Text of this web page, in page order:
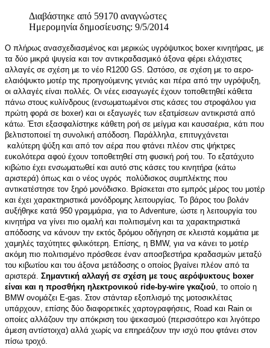
Διαβάστηκε από 59170 αναγνώστες
Ημερομηνία δημοσίευσης: 9/5/2014
Ο πλήρως ανασχεδιασμένος και μερικώς υγρόψυτκος boxer κινητήρας, με
τα δύο μικρά ψυγεία και τον αντικραδασμικό άξονα φέρει ελάχιστες
αλλαγές σε σχέση με το νέο R1200 GS. Ωστόσο, σε σχέση με το αερο-
ελαιόψυκτο μοτέρ της προηγούμενης γενιάς και πέρα από την υγρόψυξη,
οι αλλαγές είναι πολλές. Οι νέες εισαγωγές έχουν τοποθετηθεί κάθετα
πάνω στους κυλίνδρους (ενσωματωμένοι στις κάσες του στροφάλου για
πρώτη φορά σε boxer) και οι εξαγωγές των εξατμίσεων αντικριστά από
κάτω. Έτσι εξασφαλίστηκε κάθετη ροή σε μείγμα και καυσαέρια, κάτι που
βελτιστοποιεί τη συνολική απόδοση. Παράλληλα, επιτυγχάνεται
καλύτερη ψύξη και από τον αέρα που φτάνει πλέον στις ψήκτρες
ευκολότερα αφού έχουν τοποθετηθεί στη φυσική ροή του. Το εξατάχυτο
κιβώτιο έχει ενσωματωθεί και αυτό στις κάσες του κινητήρα (κάτω
αριστερά) όπως και ο νέος υγρός πολύδισκος συμπλέκτης που
αντικατέστησε τον ξηρό μονόδισκο. Βρίσκεται στο εμπρός μέρος του μοτέρ
και έχει χαρακτηριστικά μονόδρομης λειτουργίας. Το βάρος του βολάν
αυξήθηκε κατά 950 γραμμάρια, για το Adventure, ώστε η λειτουργία του
κινητήρα να γίνει πιο ομαλή και πολιτισμένη και τα χαρακτηριστικά
απόδοσης να κάνουν την εκτός δρόμου οδήγηση σε κλειστά κομμάτια με
χαμηλές ταχύτητες φιλικότερη. Επίσης, η BMW, για να κάνει το μοτέρ
ακόμη πιο πολιτισμένο πρόσθεσε έναν αποσβεστήρα κραδασμών μεταξύ
του κιβωτίου και του άξονα μετάδοσης ο οποίος βγαίνει πλέον από τα
αριστερά. Σημαντική αλλαγή σε σχέση με τους αερόψυκτους boxer
είναι και η προσθήκη ηλεκτρονικού ride-by-wire γκαζιού, το οποίο η
BMW ονομάζει E-gas. Στον στάνταρ εξοπλισμό της μοτοσικλέτας
υπάρχουν, επίσης δύο διαφορετικές χαρτογραφήσεις, Road και Rain οι
οποίες αλλάζουν την απόκριση του ψεκασμού (περισσότερο και λιγότερο
άμεση αντίστοιχα) αλλά χωρίς να επηρεάζουν την ισχύ που φτάνει στον
πίσω τροχό.